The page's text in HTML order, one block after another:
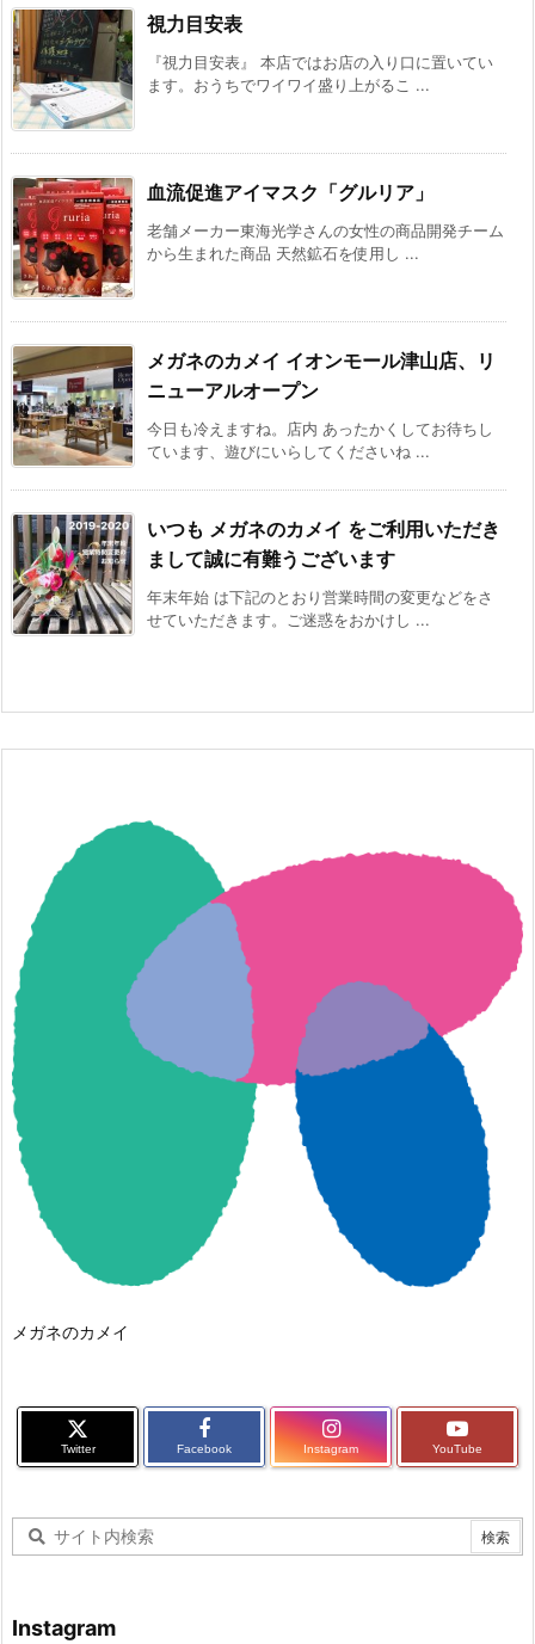
視力目安表
『視力目安表』 本店ではお店の入り口に置いてい
ます。おうちでワイワイ盛り上がるこ ...
血流促進アイマスク「グルリア」
老舗メーカー東海光学さんの女性の商品開発チーム
から生まれた商品 天然鉱石を使用し ...
メガネのカメイ イオンモール津山店、リ
ニューアルオープン
今日も冷えますね。店内 あったかくしてお待ちし
ています、遊びにいらしてくださいね ...
いつも メガネのカメイ をご利用いただき
まして誠に有難うございます
年末年始 は下記のとおり営業時間の変更などをさ
せていただきます。ご迷惑をおかけし ...
メガネのカメイ
Twitter Facebook Instagram YouTube
Instagram